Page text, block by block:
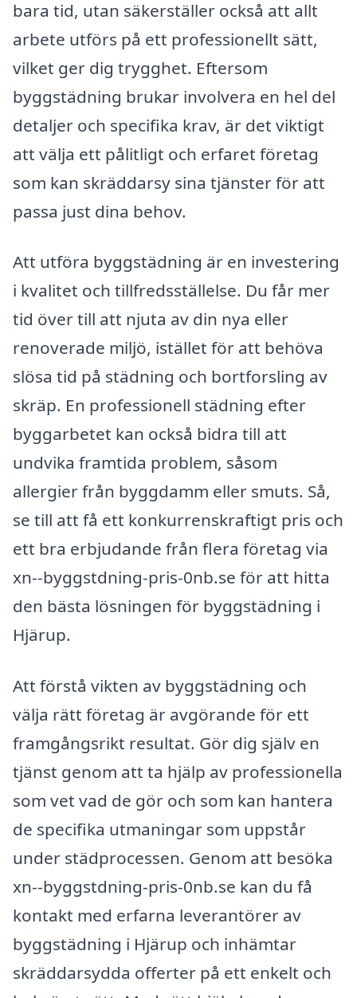
bara tid, utan säkerställer också att allt
arbete utförs på ett professionellt sätt,
vilket ger dig trygghet. Eftersom
byggstädning brukar involvera en hel del
detaljer och specifika krav, är det viktigt
att välja ett pålitligt och erfaret företag
som kan skräddarsy sina tjänster för att
passa just dina behov.
Att utföra byggstädning är en investering
i kvalitet och tillfredsställelse. Du får mer
tid över till att njuta av din nya eller
renoverade miljö, istället för att behöva
slösa tid på städning och bortforsling av
skräp. En professionell städning efter
byggarbetet kan också bidra till att
undvika framtida problem, såsom
allergier från byggdamm eller smuts. Så,
se till att få ett konkurrenskraftigt pris och
ett bra erbjudande från flera företag via
xn--byggstdning-pris-0nb.se för att hitta
den bästa lösningen för byggstädning i
Hjärup.
Att förstå vikten av byggstädning och
välja rätt företag är avgörande för ett
framgångsrikt resultat. Gör dig själv en
tjänst genom att ta hjälp av professionella
som vet vad de gör och som kan hantera
de specifika utmaningar som uppstår
under städprocessen. Genom att besöka
xn--byggstdning-pris-0nb.se kan du få
kontakt med erfarna leverantörer av
byggstädning i Hjärup och inhämtar
skräddarsydda offerter på ett enkelt och